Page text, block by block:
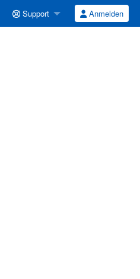
Support Anmelden